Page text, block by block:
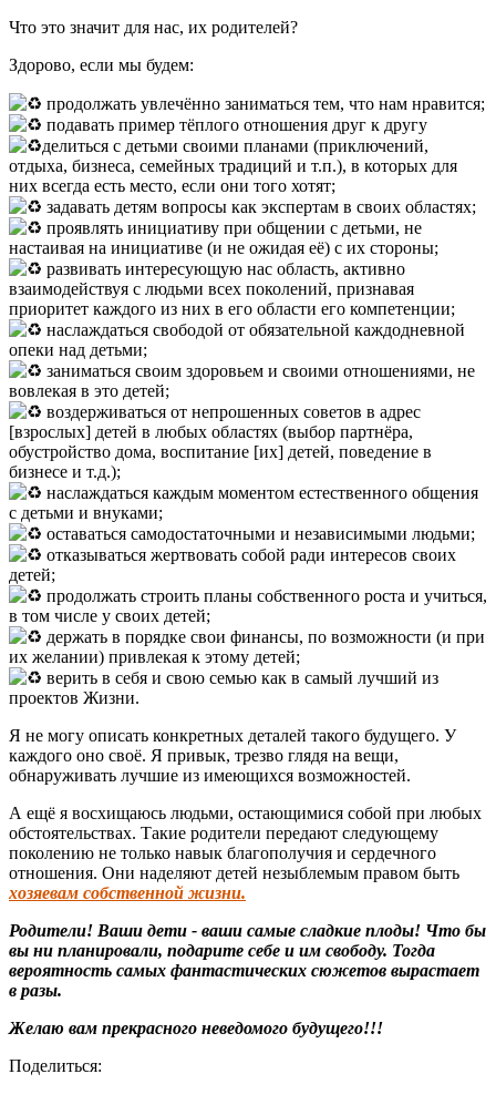
Что это значит для нас, их родителей?
Здорово, если мы будем:
продолжать увлечённо заниматься тем, что нам нравится;
подавать пример тёплого отношения друг к другу
делиться с детьми своими планами (приключений,
отдыха, бизнеса, семейных традиций и т.п.), в которых для
них всегда есть место, если они того хотят;
задавать детям вопросы как экспертам в своих областях;
проявлять инициативу при общении с детьми, не
настаивая на инициативе (и не ожидая её) с их стороны;
развивать интересующую нас область, активно
взаимодействуя с людьми всех поколений, признавая
приоритет каждого из них в его области его компетенции;
наслаждаться свободой от обязательной каждодневной
опеки над детьми;
заниматься своим здоровьем и своими отношениями, не
вовлекая в это детей;
воздерживаться от непрошенных советов в адрес
[взрослых] детей в любых областях (выбор партнёра,
обустройство дома, воспитание [их] детей, поведение в
бизнесе и т.д.);
наслаждаться каждым моментом естественного общения
с детьми и внуками;
оставаться самодостаточными и независимыми людьми;
отказываться жертвовать собой ради интересов своих
детей;
продолжать строить планы собственного роста и учиться,
в том числе у своих детей;
держать в порядке свои финансы, по возможности (и при
их желании) привлекая к этому детей;
верить в себя и свою семью как в самый лучший из
проектов Жизни.
Я не могу описать конкретных деталей такого будущего. У
каждого оно своё. Я привык, трезво глядя на вещи,
обнаруживать лучшие из имеющихся возможностей.
А ещё я восхищаюсь людьми, остающимися собой при любых
обстоятельствах. Такие родители передают следующему
поколению не только навык благополучия и сердечного
отношения. Они наделяют детей незыблемым правом быть
хозяевам собственной жизни.
Родители! Ваши дети - ваши самые сладкие плоды! Что бы
вы ни планировали, подарите себе и им свободу. Тогда
вероятность самых фантастических сюжетов вырастает
в разы.
Желаю вам прекрасного неведомого будущего!!!
Поделиться: